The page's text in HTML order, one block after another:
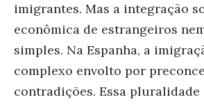
imigrantes. Mas a integração
econômica de estrangeiros
simples. Na Espanha, a
complexo envolto por
contradições. Essa pluralidade